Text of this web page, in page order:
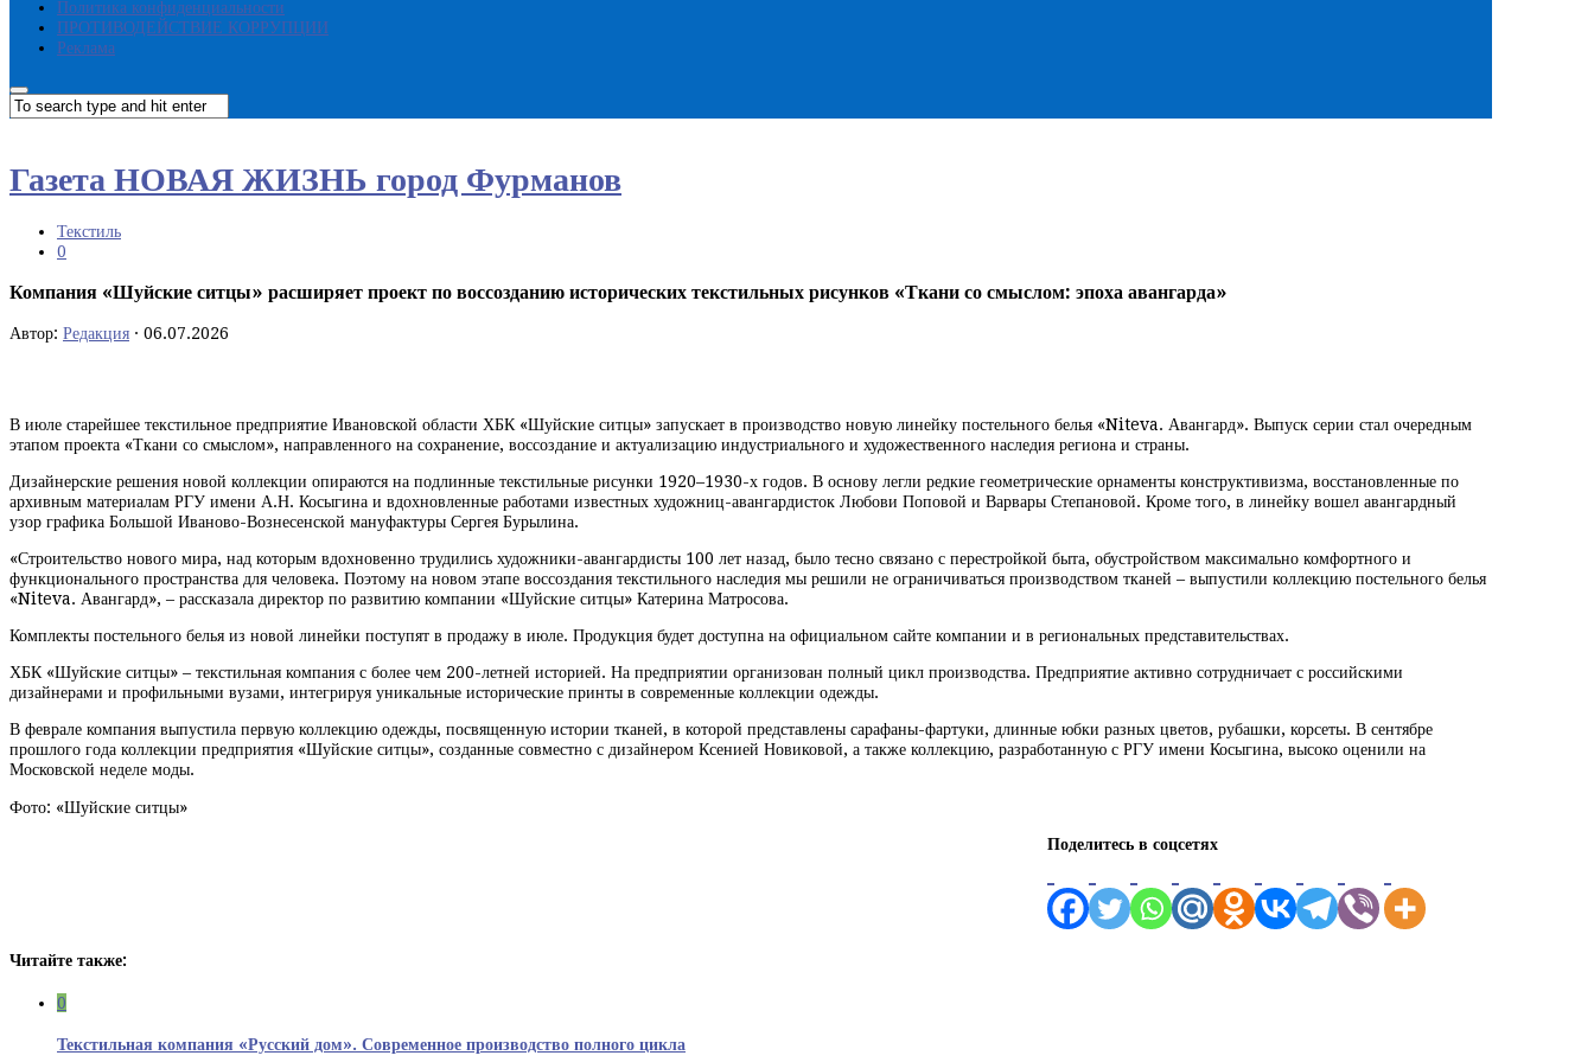
Политика конфиденциальности
ПРОТИВОДЕЙСТВИЕ КОРРУПЦИИ
Реклама
Газета НОВАЯ ЖИЗНЬ город Фурманов
Текстиль
0
Компания «Шуйские ситцы» расширяет проект по воссозданию исторических текстильных рисунков «Ткани со смыслом: эпоха авангарда»
Автор: Редакция · 06.07.2026
В июле старейшее текстильное предприятие Ивановской области ХБК «Шуйские ситцы» запускает в производство новую линейку постельного белья «Niteva. Авангард». Выпуск серии стал очередным
этапом проекта «Ткани со смыслом», направленного на сохранение, воссоздание и актуализацию индустриального и художественного наследия региона и страны.
Дизайнерские решения новой коллекции опираются на подлинные текстильные рисунки 1920–1930-х годов. В основу легли редкие геометрические орнаменты конструктивизма, восстановленные по
архивным материалам РГУ имени А.Н. Косыгина и вдохновленные работами известных художниц-авангардисток Любови Поповой и Варвары Степановой. Кроме того, в линейку вошел авангардный
узор графика Большой Иваново-Вознесенской мануфактуры Сергея Бурылина.
«Строительство нового мира, над которым вдохновенно трудились художники-авангардисты 100 лет назад, было тесно связано с перестройкой быта, обустройством максимально комфортного и
функционального пространства для человека. Поэтому на новом этапе воссоздания текстильного наследия мы решили не ограничиваться производством тканей – выпустили коллекцию постельного белья
«Niteva. Авангард», – рассказала директор по развитию компании «Шуйские ситцы» Катерина Матросова.
Комплекты постельного белья из новой линейки поступят в продажу в июле. Продукция будет доступна на официальном сайте компании и в региональных представительствах.
ХБК «Шуйские ситцы» – текстильная компания с более чем 200-летней историей. На предприятии организован полный цикл производства. Предприятие активно сотрудничает с российскими
дизайнерами и профильными вузами, интегрируя уникальные исторические принты в современные коллекции одежды.
В феврале компания выпустила первую коллекцию одежды, посвященную истории тканей, в которой представлены сарафаны-фартуки, длинные юбки разных цветов, рубашки, корсеты. В сентябре
прошлого года коллекции предприятия «Шуйские ситцы», созданные совместно с дизайнером Ксенией Новиковой, а также коллекцию, разработанную с РГУ имени Косыгина, высоко оценили на
Московской неделе моды.
Фото: «Шуйские ситцы»
Поделитесь в соцсетях
Читайте также:
0
Текстильная компания «Русский дом». Современное производство полного цикла